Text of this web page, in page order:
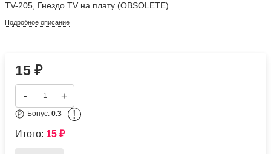
TV-205, Гнездо TV на плату (OBSOLETE)
Подробное описание
15₽
- +
Бонус:0.3 !
Итого: 15₽